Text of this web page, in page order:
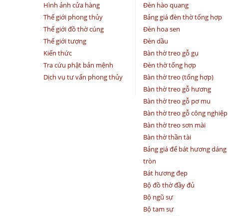
Hình ảnh cửa hàng
Thế giới phong thủy
Thế giới đồ thờ cúng
Thế giới tượng
Kiến thức
Tra cứu phật bản mệnh
Dịch vụ tư vấn phong thủy
Đèn hào quang
Bảng giá đèn thờ tổng hợp
Đèn hoa sen
Đèn dầu
Bàn thờ treo gỗ gụ
Đèn thờ tổng hợp
Bàn thờ treo (tổng hợp)
Bàn thờ treo gỗ hương
Bàn thờ treo gỗ pơ mu
Bàn thờ treo gỗ công nghiệp
Bàn thờ treo sơn mài
Bàn thờ thần tài
Bảng giá đế bát hương dáng
tròn
Bát hương đẹp
Bộ đồ thờ đầy đủ
Bộ ngũ sự
Bộ tam sự